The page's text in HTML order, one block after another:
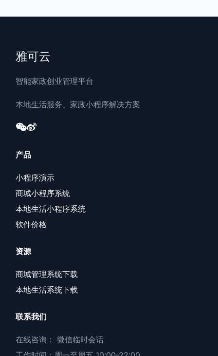
雅可云
智能家政创业管理平台
本地生活服务、家政小程序解决方案
产品
小程序演示
商城小程序系统
本地生活小程序系统
软件价格
资源
商城管理系统下载
本地生活系统下载
联系我们
在线咨询： 微信临时会话